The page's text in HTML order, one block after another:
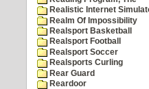
Realistic Internet
Realm Of Impossibility
Realsport Basketball
Realsport Football
Realsport Soccer
Realsports Curling
Rear Guard
Reardoor